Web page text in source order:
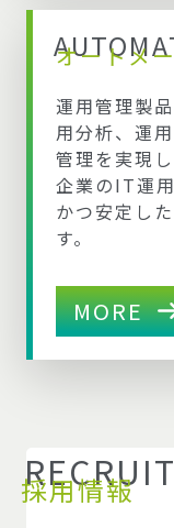
オートメ
運用管理製
用分析、運
管理を実現し
企業のIT運
かつ安定し
す。
MORE
RECRUIT
採用情報